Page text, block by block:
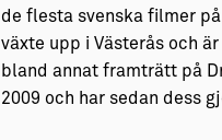
de flesta svenska filmer
växte upp i Västerås och
bland annat framträtt på
2009 och har sedan dess